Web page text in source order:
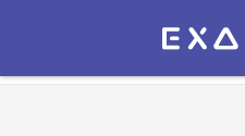
Экзамер — ЕГЭ